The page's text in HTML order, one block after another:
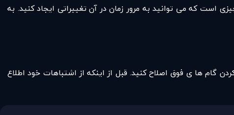
است که می توانید به مرور زمان در آن تغییراتی ایجاد کنید. به
گام ها ی فوق اصلاح کنید. قبل از اینکه از اشتباهات خود اطلاع